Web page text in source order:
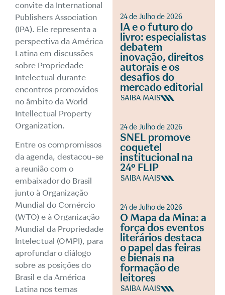
convite da International
Publishers Association
(IPA). Ele representa a
perspectiva da América
Latina em discussões
sobre Propriedade
Intelectual durante
encontros promovidos
no âmbito da World
Intellectual Property
Organization.
Entre os compromissos
da agenda, destacou-se
a reunião com o
embaixador do Brasil
junto à Organização
Mundial do Comércio
(WTO) e à Organização
Mundial da Propriedade
Intelectual (OMPI), para
aprofundar o diálogo
sobre as posições do
Brasil e da América
Latina nos temas
24 de Julho de 2026
IA e o futuro do
livro: especialistas
debatem
inovação, direitos
autorais e os
desafios do
mercado editorial
SAIBA MAIS
24 de Julho de 2026
SNEL promove
coquetel
institucional na
24º FLIP
SAIBA MAIS
24 de Julho de 2026
O Mapa da Mina: a
força dos eventos
literários destaca
o papel das feiras
e bienais na
formação de
leitores
SAIBA MAIS